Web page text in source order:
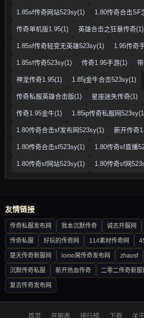
1.85sf传奇网站523sy(1) 1.80传奇合击SF
传奇单机版1.95(1) 英雄合击之狂暴传奇(1)
1.85sf传奇轻变无英雄523sy(1) 1.95传奇
1.85sf传奇523sy(1) 传奇1.95手游(1)
神龙传奇1.95(1) 1.85j金牛合击523sy(1)
传奇私服英雄合击版(1) 星座迷失传奇(1)
传奇1.95金牛(1) 1.85ip传奇私服网
1.80传奇合击sf发布网523sy(1) 新开传奇
1.80传奇合击sf523sy(1) 1.80传奇sf直播
1.80传奇sf网站523sy(1) 1.80传奇sf网
友情链接
传奇私服发布网 我本沉默传奇 诚志开服网
传奇私服 好玩的传奇网 114素材传奇网
楚天传奇新服网 lomo窝传奇发布网 zhaosf
沉默传奇私服 新开热血传奇 二零二传奇新服
复古传奇发布网
首页 开服表 排行榜 下载 关